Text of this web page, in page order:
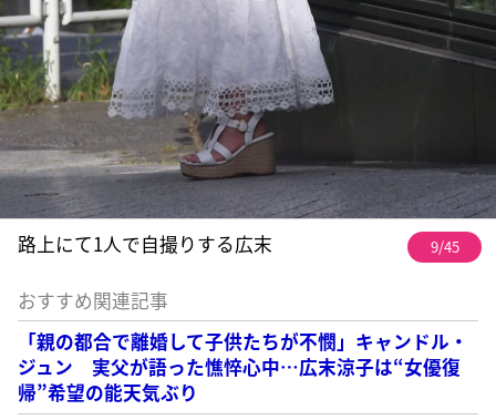
路上にて1人で自撮りする広末 9/45
おすすめ関連記事
「親の都合で離婚して子供たちが不憫」キャンドル・
ジュン 実父が語った憔悴心中…広末涼子は“女優復
帰”希望の能天気ぶり